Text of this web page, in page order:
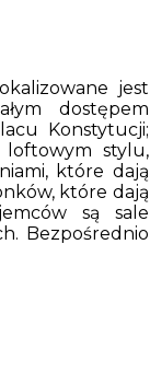
jest
dostępem
Konstytucji;
loftowym stylu,
które dają
które dają
są sale
Bezpośrednio